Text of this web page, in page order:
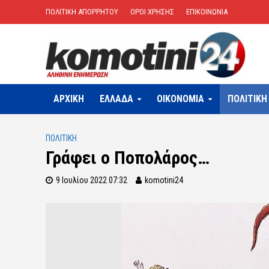
ΠΟΛΙΤΙΚΗ ΑΠΟΡΡΗΤΟΥ ΟΡΟΙ ΧΡΗΣΗΣ ΕΠΙΚΟΙΝΩΝΙΑ
ΑΡΧΙΚΗ ΕΛΛΑΔΑ OIKONOMIA ΠΟΛΙΤΙΚΗ
ΠΟΛΙΤΙΚΗ
Γράφει ο Ποπολάρος…
9 Ιουλίου 2022 07:32 komotini24